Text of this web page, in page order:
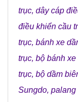
trục, dây cáp
điều khiển cầu
trục, bánh xe
trục, bộ bánh
trục, bộ dầm
Sungdo, palang